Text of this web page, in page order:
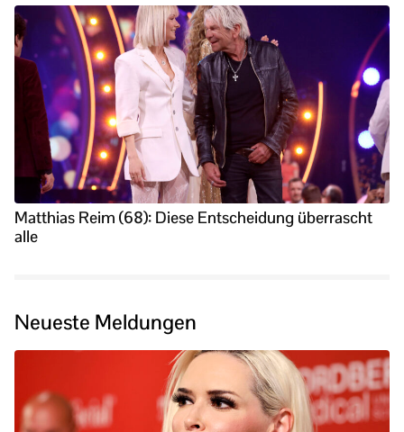
Matthias Reim (68): Diese Entscheidung überrascht
alle
Neueste Meldungen